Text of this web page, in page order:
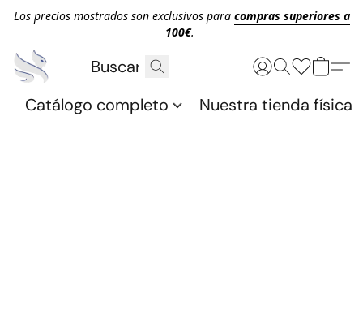
Los precios mostrados son exclusivos para compras superiores a
100€.
Catálogo completo Nuestra tienda física